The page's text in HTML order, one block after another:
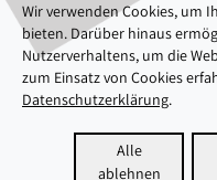
ÜBER UNS
Wir verwenden Cookies, um
bieten. Darüber hinaus
Nutzerverhaltens, um die
zum Einsatz von Cookies
Datenschutzerklärung.
Alle
ablehnen